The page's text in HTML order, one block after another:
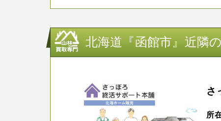
北海道『函館市』近隣
さ
所